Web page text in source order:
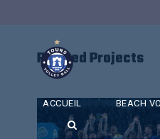
ACCUEIL BEACH
Related Projects